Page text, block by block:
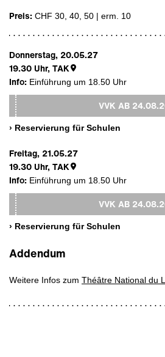
Preis: CHF 30, 40, 50 | erm. 10
Donnerstag, 20.05.27
19.30 Uhr,TAK
Info: Einführung um 18.50 Uhr
VVK AB
› Reservierung für Schulen
Freitag, 21.05.27
19.30 Uhr,TAK
Info: Einführung um 18.50 Uhr
VVK AB
› Reservierung für Schulen
Addendum
Weitere Infos zum Théâtre National du